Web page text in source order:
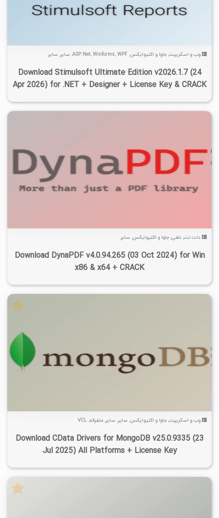
وب و اسکریپت, جاوا و اکتیوایکس,
ASP.Net, Winforms, WPF
, سایر, سایر
Download Stimulsoft Ultimate Edition v2026.1.7 (24
Apr 2026) for .NET + Designer + License Key & CRACK
دات نت, دلفی, جاوا و اکتیوایکس, سایر
Download DynaPDF v4.0.94.265 (03 Oct 2024) for Win
x86 & x64 + CRACK
۷/۱۵K ۱۰/۵K
وب و اسکریپت, جاوا و اکتیوایکس, سایر, سایر, متفرقه,
VCL
Download CData Drivers for MongoDB v25.0.9335 (23
Jul 2025) All Platforms + License Key